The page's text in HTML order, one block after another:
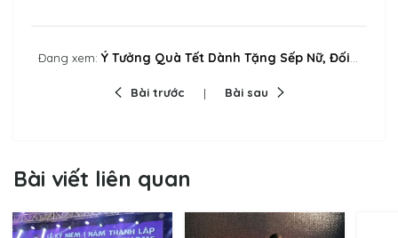
Đang xem: Ý Tưởng Quà Tết Dành Tặng Sếp Nữ, Đối Tác, Nữ Doanh Nhân
Bài trước Bài sau
Bài viết liên quan